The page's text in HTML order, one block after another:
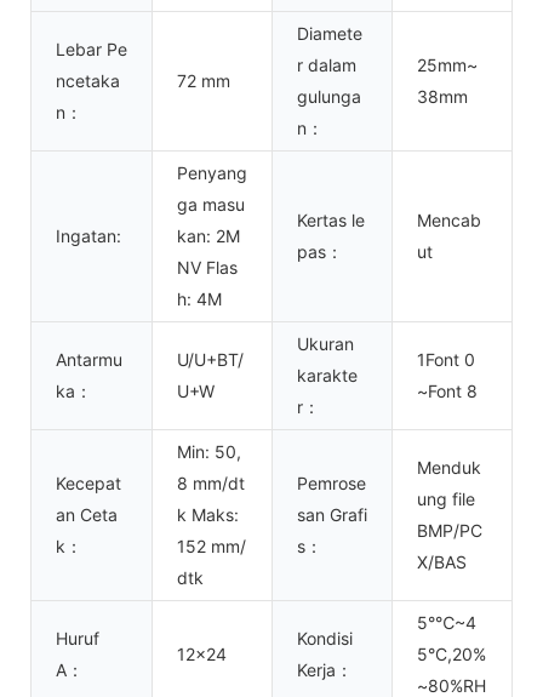
Lebar Pe
ncetaka
n：
72 mm
Diamete
r dalam
gulunga
n：
25mm~
38mm
Ingatan:
Penyang
ga masu
kan: 2M
NV Flas
h: 4M
Kertas le
pas：
Mencab
ut
Antarmu
ka：
U/U+BT/
U+W
Ukuran
karakte
r：
1Font 0
~Font 8
Kecepat
an Ceta
k：
Min: 50,
8 mm/dt
k Maks:
152 mm/
dtk
Pemrose
san Grafi
s：
Menduk
ung file
BMP/PC
X/BAS
Huruf
A：
12x24
Kondisi
Kerja：
5°℃~4
5°C,20%
~80%RH